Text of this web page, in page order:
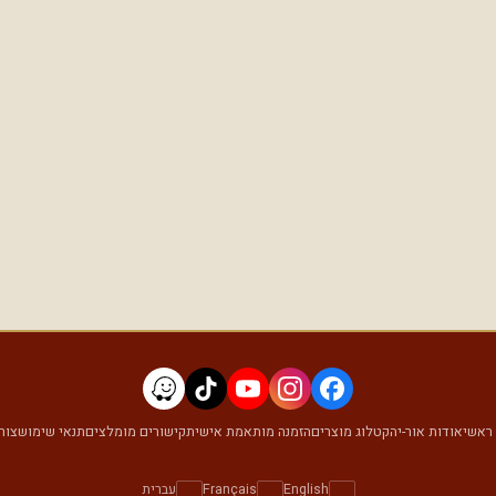
ראשיאודות אור-יהקטלוג מוצריםהזמנה מותאמת אישיתקישורים מומלציםתנאי שימוש
English
Français עברית